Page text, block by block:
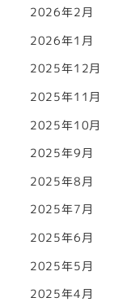
2026年2月
2026年1月
2025年12月
2025年11月
2025年10月
2025年9月
2025年8月
2025年7月
2025年6月
2025年5月
2025年4月